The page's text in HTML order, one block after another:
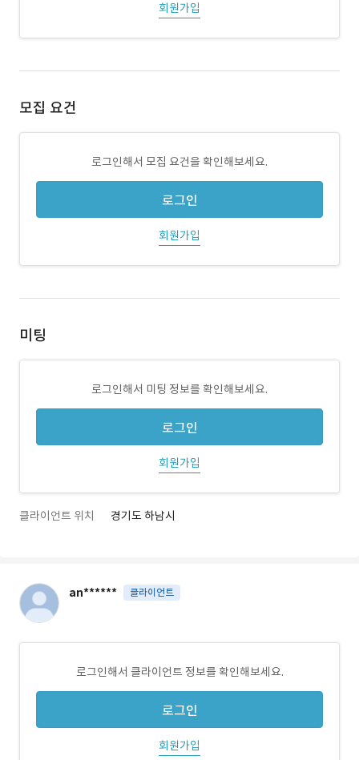
회원가입
모집 요건
로그인해서 모집 요건을 확인해보세요.
로그인
회원가입
미팅
로그인해서 미팅 정보를 확인해보세요.
로그인
회원가입
클라이언트 위치 경기도 하남시
an****** 클라이언트
로그인해서 클라이언트 정보를 확인해보세요.
로그인
회원가입